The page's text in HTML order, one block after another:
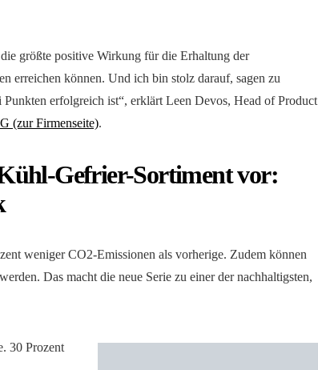
größte positive Wirkung für die Erhaltung der
erreichen können. Und ich bin stolz darauf, sagen zu
Punkten erfolgreich ist“, erklärt Leen Devos, Head of Product
(zur Firmenseite).
Gefrier-Sortiment vor:
weniger CO2-Emissionen als vorherige. Zudem können
Das macht die neue Serie zu einer der nachhaltigsten,
30 Prozent